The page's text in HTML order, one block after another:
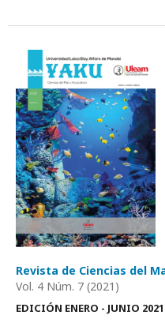
Revista de Ciencias del
Vol. 4 Núm. 7 (2021)
EDICIÓN ENERO - JUNIO